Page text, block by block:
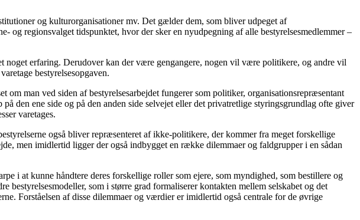
og kulturorganisationer mv. Det gælder dem, som bliver udpeget af
og regionsvalget tidspunktet, hvor der sker en nyudpegning af alle bestyrelsesmedlemmer –
noget erfaring. Derudover kan der være gengangere, nogen vil være politikere, og andre vil
bestyrelsesopgaven.
man ved siden af bestyrelsesarbejdet fungerer som politiker, organisationsrepræsentant
den ene side og på den anden side selvejet eller det privatretlige styringsgrundlag ofte giver
varetages.
også bliver repræsenteret af ikke-politikere, der kommer fra meget forskellige
men imidlertid ligger der også indbygget en række dilemmaer og faldgrupper i en sådan
i at kunne håndtere deres forskellige roller som ejere, som myndighed, som bestillere og
som i større grad formaliserer kontakten mellem selskabet og det
Forståelsen af disse dilemmaer og værdier er imidlertid også centrale for de øvrige